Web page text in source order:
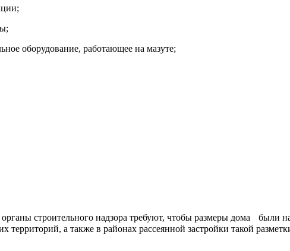
оборудование, работающее на мазуте;
строительного надзора требуют, чтобы размеры дома были
территорий, а также в районах рассеянной застройки такой